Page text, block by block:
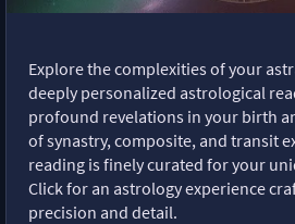
Explore the complexities of your
deeply personalized astrological
profound revelations in your birth
of synastry, composite, and transit
reading is finely curated for your
Click for an astrology experience
precision and detail.